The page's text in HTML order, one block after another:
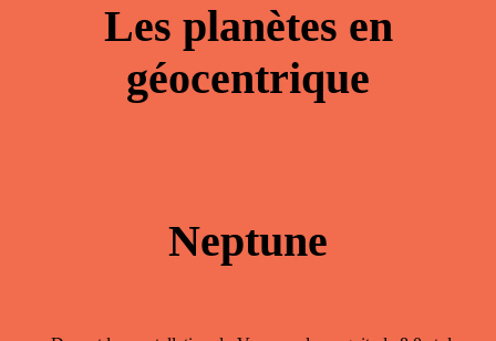
Les planètes en
géocentrique
Neptune